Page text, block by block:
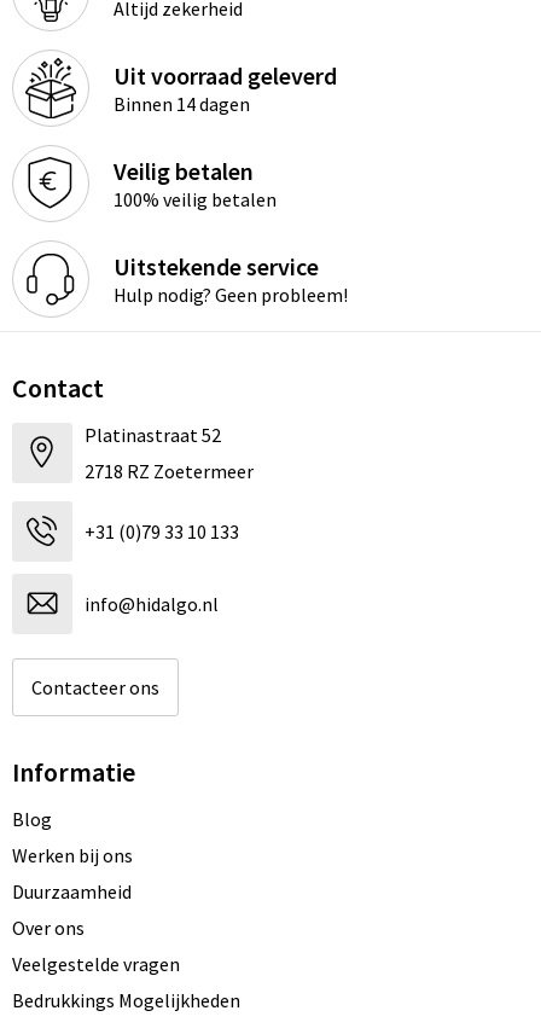
Altijd zekerheid
Uit voorraad geleverd
Binnen 14 dagen
Veilig betalen
100% veilig betalen
Uitstekende service
Hulp nodig? Geen probleem!
Contact
Platinastraat 52
2718 RZ Zoetermeer
+31 (0)79 33 10 133
info@hidalgo.nl
Contacteer ons
Informatie
Blog
Werken bij ons
Duurzaamheid
Over ons
Veelgestelde vragen
Bedrukkings Mogelijkheden